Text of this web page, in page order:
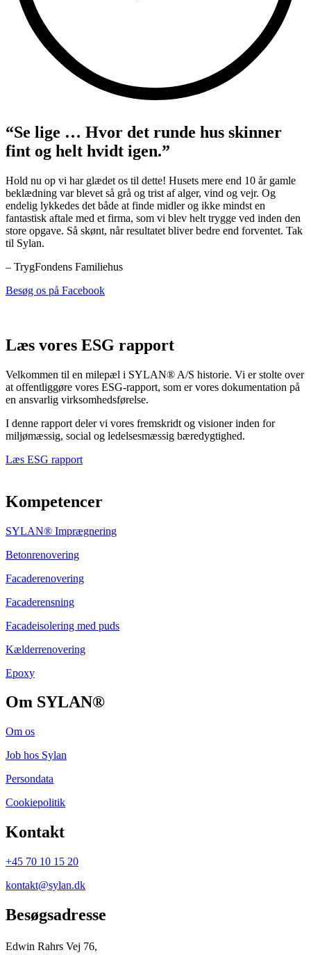
“Se lige … Hvor det runde hus skinner
fint og helt hvidt igen.”
Hold nu op vi har glædet os til dette! Husets mere end 10 år gamle
beklædning var blevet så grå og trist af alger, vind og vejr. Og
endelig lykkedes det både at finde midler og ikke mindst en
fantastisk aftale med et firma, som vi blev helt trygge ved inden den
store opgave. Så skønt, når resultatet bliver bedre end forventet. Tak
til Sylan.
– TrygFondens Familiehus
Besøg os på Facebook
Læs vores ESG rapport
Velkommen til en milepæl i SYLAN® A/S historie. Vi er stolte over
at offentliggøre vores ESG-rapport, som er vores dokumentation på
en ansvarlig virksomhedsførelse.
I denne rapport deler vi vores fremskridt og visioner inden for
miljømæssig, social og ledelsesmæssig bæredygtighed.
Læs ESG rapport
Kompetencer
SYLAN® Imprægnering
Betonrenovering
Facaderenovering
Facaderensning
​Facadeisolering med puds
Kælderrenovering
Epoxy
Om SYLAN®
Om os
Job hos Sylan
Persondata
Cookiepolitik
Kontakt
+45 70 10 15 20
kontakt@sylan.dk
Besøgsadresse
Edwin Rahrs Vej 76,